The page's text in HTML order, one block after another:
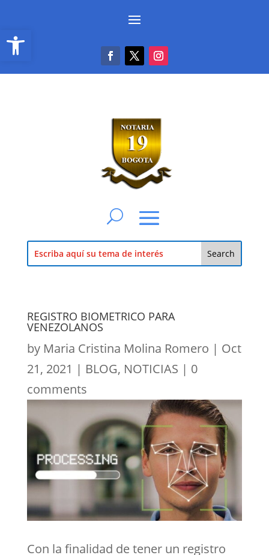
Abrir barra de herramientas
REGISTRO BIOMETRICO PARA
VENEZOLANOS
by Maria Cristina Molina Romero | Oct
21, 2021 | BLOG, NOTICIAS | 0
comments
Con la finalidad de tener un registro